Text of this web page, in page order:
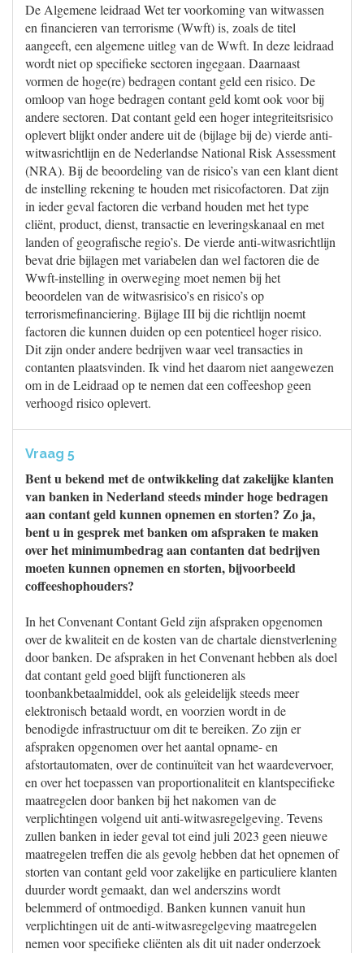
De Algemene leidraad Wet ter voorkoming van witwassen
en financieren van terrorisme (Wwft) is, zoals de titel
aangeeft, een algemene uitleg van de Wwft. In deze leidraad
wordt niet op specifieke sectoren ingegaan. Daarnaast
vormen de hoge(re) bedragen contant geld een risico. De
omloop van hoge bedragen contant geld komt ook voor bij
andere sectoren. Dat contant geld een hoger integriteitsrisico
oplevert blijkt onder andere uit de (bijlage bij de) vierde anti-
witwasrichtlijn en de Nederlandse National Risk Assessment
(NRA). Bij de beoordeling van de risico’s van een klant dient
de instelling rekening te houden met risicofactoren. Dat zijn
in ieder geval factoren die verband houden met het type
cliënt, product, dienst, transactie en leveringskanaal en met
landen of geografische regio’s. De vierde anti-witwasrichtlijn
bevat drie bijlagen met variabelen dan wel factoren die de
Wwft-instelling in overweging moet nemen bij het
beoordelen van de witwasrisico’s en risico’s op
terrorismefinanciering. Bijlage III bij die richtlijn noemt
factoren die kunnen duiden op een potentieel hoger risico.
Dit zijn onder andere bedrijven waar veel transacties in
contanten plaatsvinden. Ik vind het daarom niet aangewezen
om in de Leidraad op te nemen dat een coffeeshop geen
verhoogd risico oplevert.
Vraag 5
Bent u bekend met de ontwikkeling dat zakelijke klanten
van banken in Nederland steeds minder hoge bedragen
aan contant geld kunnen opnemen en storten? Zo ja,
bent u in gesprek met banken om afspraken te maken
over het minimumbedrag aan contanten dat bedrijven
moeten kunnen opnemen en storten, bijvoorbeeld
coffeeshophouders?
In het Convenant Contant Geld zijn afspraken opgenomen
over de kwaliteit en de kosten van de chartale dienstverlening
door banken. De afspraken in het Convenant hebben als doel
dat contant geld goed blijft functioneren als
toonbankbetaalmiddel, ook als geleidelijk steeds meer
elektronisch betaald wordt, en voorzien wordt in de
benodigde infrastructuur om dit te bereiken. Zo zijn er
afspraken opgenomen over het aantal opname- en
afstortautomaten, over de continuïteit van het waardevervoer,
en over het toepassen van proportionaliteit en klantspecifieke
maatregelen door banken bij het nakomen van de
verplichtingen volgend uit anti-witwasregelgeving. Tevens
zullen banken in ieder geval tot eind juli 2023 geen nieuwe
maatregelen treffen die als gevolg hebben dat het opnemen of
storten van contant geld voor zakelijke en particuliere klanten
duurder wordt gemaakt, dan wel anderszins wordt
belemmerd of ontmoedigd. Banken kunnen vanuit hun
verplichtingen uit de anti-witwasregelgeving maatregelen
nemen voor specifieke cliënten als dit uit nader onderzoek